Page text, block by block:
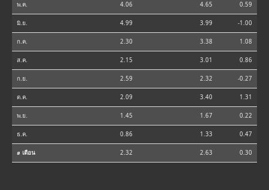
พ.ค. 4.06 4.65 0.59
มิ.ย. 4.99 3.99 -1.00
ก.ค. 2.30 3.38 1.08
ส.ค. 2.15 3.01 0.86
ก.ย. 2.59 2.32 -0.27
ต.ค. 2.09 3.40 1.31
พ.ย. 1.45 1.67 0.22
ธ.ค. 0.86 1.33 0.47
⌀ เดือน 2.32 2.63 0.30